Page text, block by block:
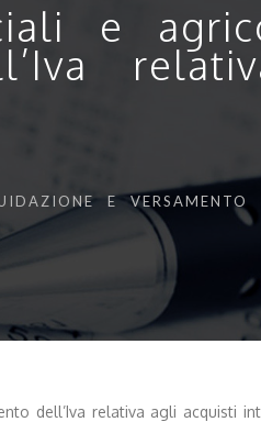
e
E VERSAMENTO
dell’Iva relativa agli acquisti